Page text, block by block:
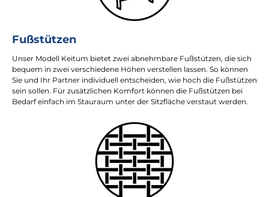
Fußstützen
Unser Modell Keitum bietet zwei abnehmbare Fußstützen, die sich
bequem in zwei verschiedene Höhen verstellen lassen. So können
Sie und Ihr Partner individuell entscheiden, wie hoch die Fußstützen
sein sollen. Für zusätzlichen Komfort können die Fußstützen bei
Bedarf einfach im Stauraum unter der Sitzfläche verstaut werden.